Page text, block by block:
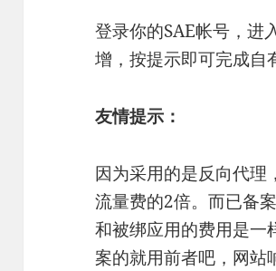
登录你的SAE帐号，进
增，按提示即可完成自
友情提示：
因为采用的是反向代理
流量费的2倍。而已备
和被绑应用的费用是一
案的就用前者吧，网站